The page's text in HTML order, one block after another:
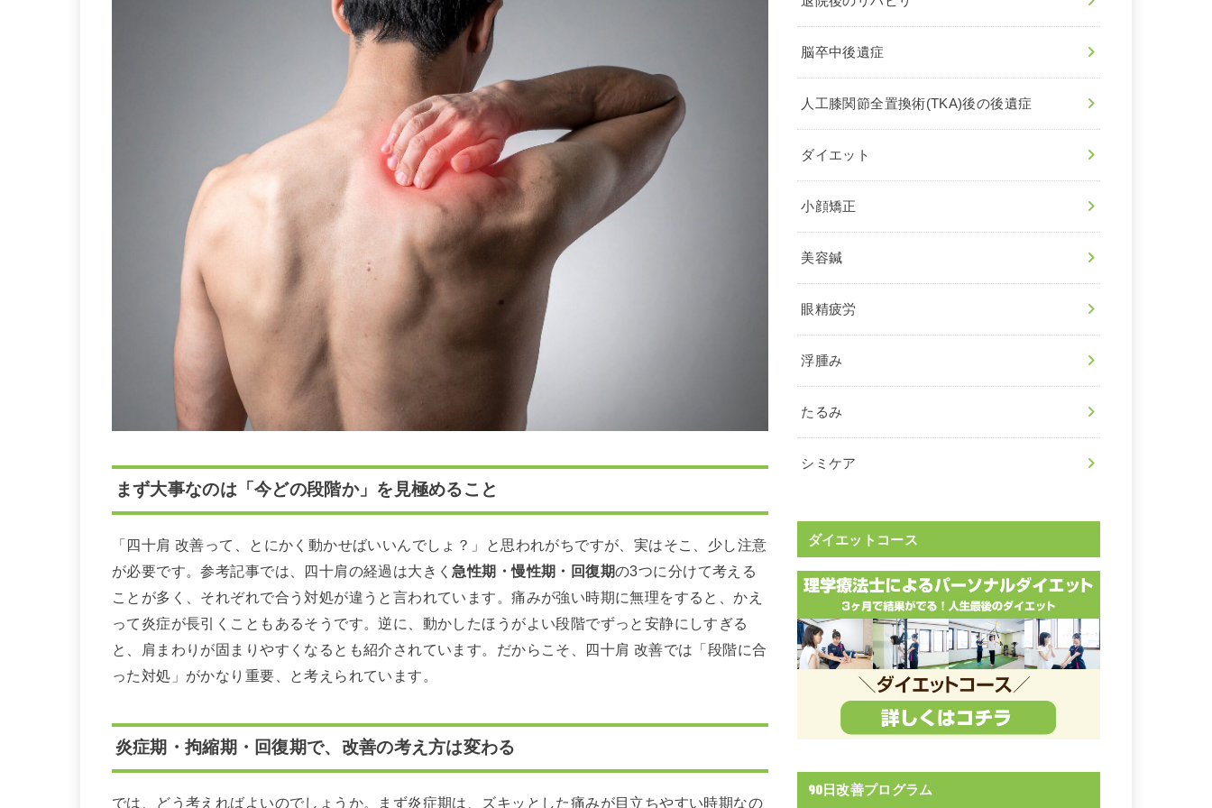
まず大事なのは「今どの段階か」を見極めること
「四十肩 改善って、とにかく動かせばいいんでしょ？」と思われがちですが、実はそこ、少し注意
が必要です。参考記事では、四十肩の経過は大きく急性期・慢性期・回復期の3つに分けて考える
ことが多く、それぞれで合う対処が違うと言われています。痛みが強い時期に無理をすると、かえ
って炎症が長引くこともあるそうです。逆に、動かしたほうがよい段階でずっと安静にしすぎる
と、肩まわりが固まりやすくなるとも紹介されています。だからこそ、四十肩 改善では「段階に合
った対処」がかなり重要、と考えられています。
炎症期・拘縮期・回復期で、改善の考え方は変わる
では、どう考えればよいのでしょうか。まず炎症期は、ズキッとした痛みが目立ちやすい時期なの
脳卒中後遺症
人工膝関節全置換術(TKA)後の後遺症
ダイエット
小顔矯正
美容鍼
眼精疲労
浮腫み
たるみ
シミケア
ダイエットコース
90日改善プログラム